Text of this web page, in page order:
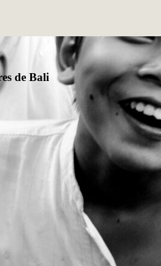
de Bali